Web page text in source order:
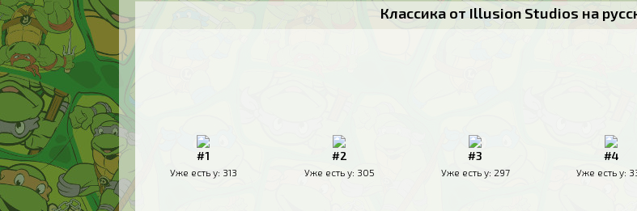
Классика от Illusion Studios на
#1
Уже есть у: 313
#2
Уже есть у: 305
#3
Уже есть у: 297
#4
Уже есть у: